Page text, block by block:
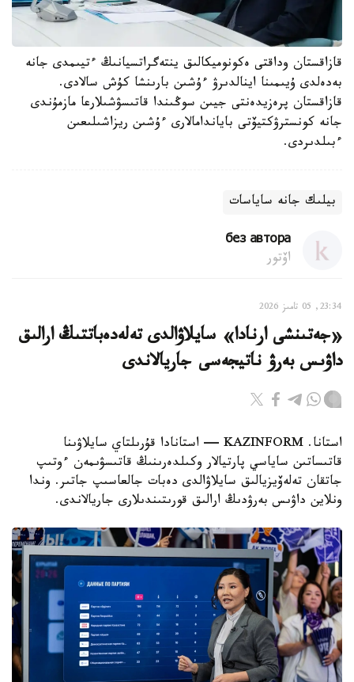
قازاقستان وداقتى ەكونوميكالىق ينتەگراتسيانىڭ ءتيىمدى جانە
بەدەلدى ۇيىمىنا اينالدىرۋ ءۇشىن بارىنشا كۇش سالادى.
قازاقستان پرەزيدەنتى جيىن سوڭىندا قاتىسۋشىلارعا مازمۇندى
جانە كونسترۋكتيۆتى باياندامالارى ءۇشىن ريزاشىلىعىن
ءبىلدىردى.
بيلىك جانە ساياسات
без автора
اۆتور
23:34, 05 تامىز 2026
«جەتىنشى ارنادا» سايلاۋالدى تەلەدەباتتىڭ ارالىق
داۋىس بەرۋ ناتيجەسى جاريالاندى
استانا. KAZINFORM — استانادا قۇرىلتاي سايلاۋىنا
قاتىساتىن ساياسي پارتيالار وكىلدەرىنىڭ قاتىسۋىمەن ءوتىپ
جاتقان تەلەۆيزيالىق سايلاۋالدى دەبات جالعاسىپ جاتىر. وندا
ونلاين داۋىس بەرۋدىڭ ارالىق قورىتىندىلارى جاريالاندى.